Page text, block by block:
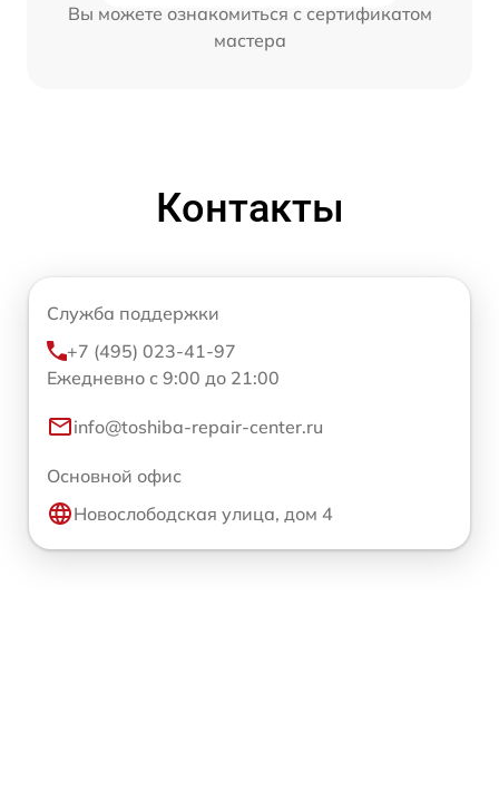
Вы можете ознакомиться с сертификатом
мастера
Контакты
Служба поддержки
+7 (495) 023-41-97
Ежедневно с 9:00 до 21:00
info@toshiba-repair-center.ru
Основной офис
Новослободская улица, дом 4